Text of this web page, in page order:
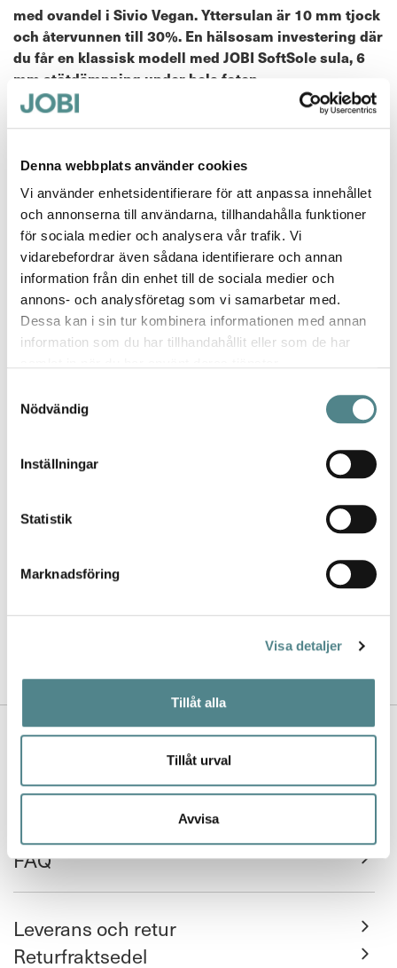
Denna webbplats använder cookies
Vi använder enhetsidentifierare för att anpassa innehållet
och annonserna till användarna, tillhandahålla funktioner
för sociala medier och analysera vår trafik. Vi
vidarebefordrar även sådana identifierare och annan
information från din enhet till de sociala medier och
annons- och analysföretag som vi samarbetar med.
Dessa kan i sin tur kombinera informationen med annan
information som du har tillhandahållit eller som de har
Nödvändig
Inställningar
Statistik
Marknadsföring
Visa detaljer
Tillåt alla
Tillåt urval
Avvisa
med ovandel i Sivio Vegan. Yttersulan är 10 mm tjock
och återvunnen till 30%. En hälsosam investering där
du får en klassisk modell med JOBI SoftSole sula, 6
mm stötdämpning under hela foten.
Fina!
Betyg *
100%
Sköna och fina sandaler! Brukar ha 39 men kunde ha 38 i dessa så
de är stora i storleken????
Recenserad avMariaPublicerat
2025-03-11
Jag rekommenderar Jobi för
kvalitet, utbud, design och de
Kontakta oss
FAQ
Leverans och retur
Returfraktsedel